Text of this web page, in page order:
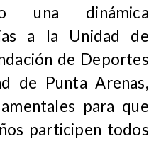
una dinámica
a la Unidad de
de Deportes
de Punta Arenas,
para que
participen todos